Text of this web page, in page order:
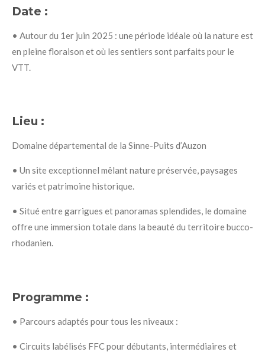
Date :
• Autour du 1er juin 2025 : une période idéale où la nature est
en pleine floraison et où les sentiers sont parfaits pour le
VTT.
Lieu :
Domaine départemental de la Sinne-Puits d’Auzon
• Un site exceptionnel mêlant nature préservée, paysages
variés et patrimoine historique.
• Situé entre garrigues et panoramas splendides, le domaine
offre une immersion totale dans la beauté du territoire bucco-
rhodanien.
Programme :
• Parcours adaptés pour tous les niveaux :
• Circuits labélisés FFC pour débutants, intermédiaires et